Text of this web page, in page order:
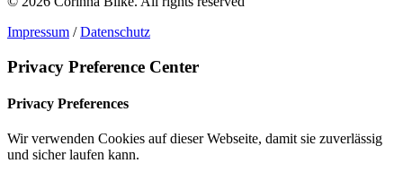
Impressum /Datenschutz
Privacy Preference Center
Privacy Preferences
Wir verwenden Cookies auf dieser Webseite, damit sie zuverlässig
und sicher laufen kann.